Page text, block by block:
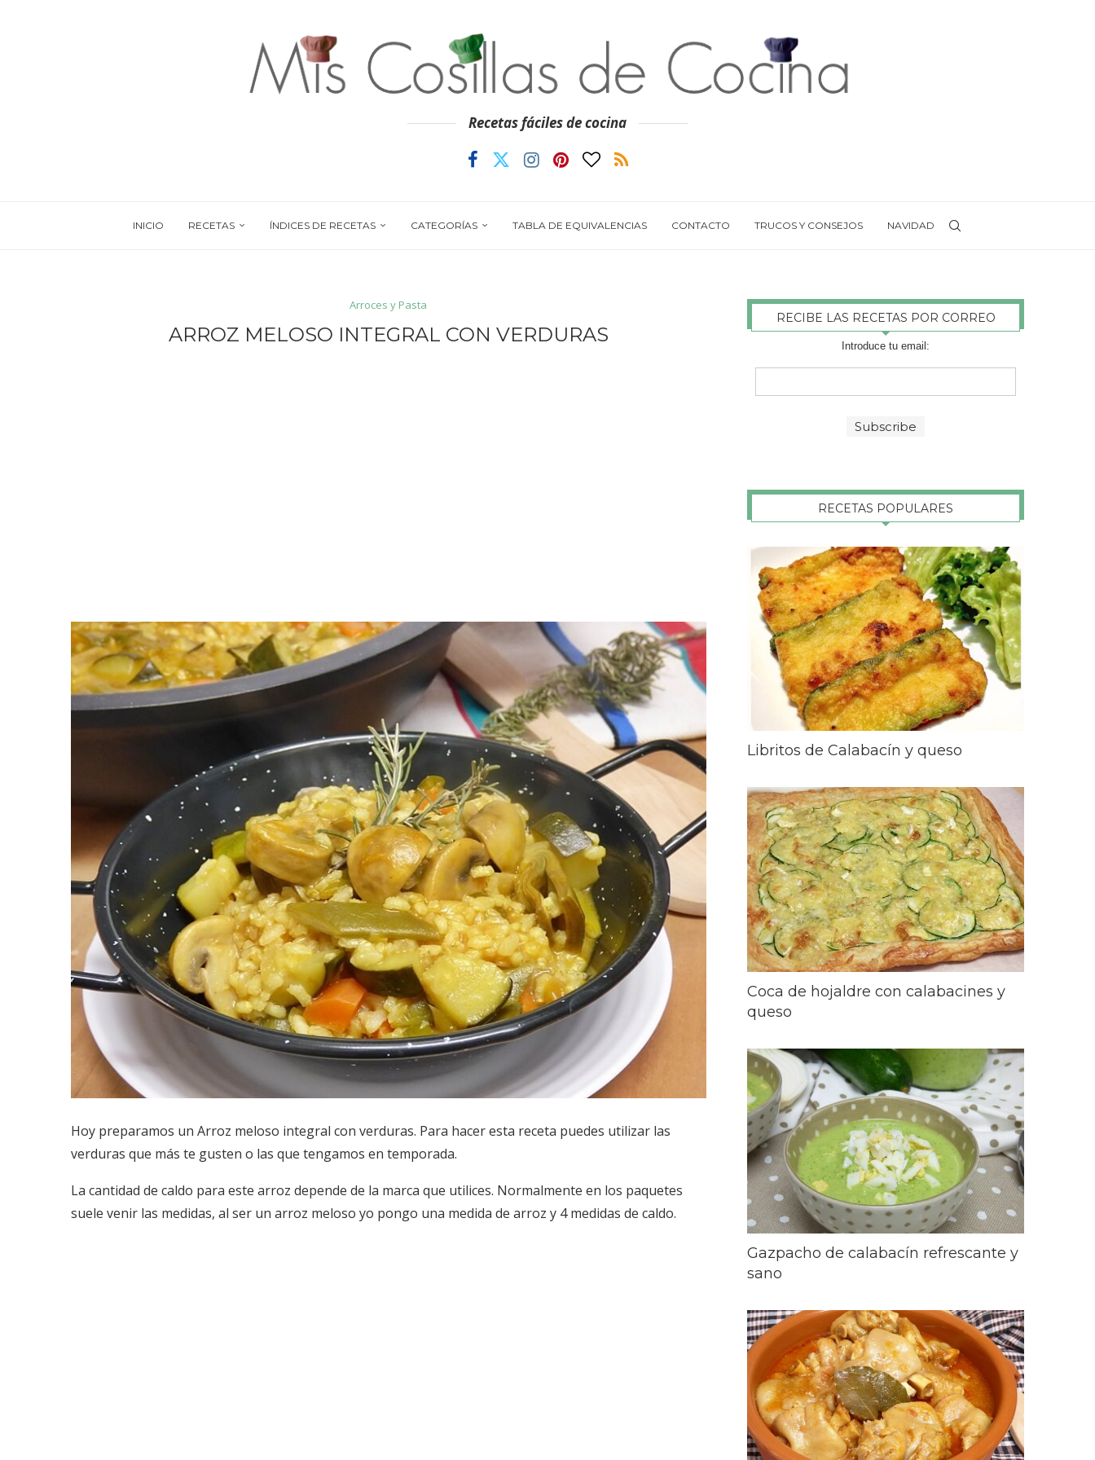
Recetas fáciles de cocina
INICIO RECETAS ÍNDICES DE RECETAS CATEGORÍAS TABLA DE EQUIVALENCIAS CONTACTO TRUCOS Y CONSEJOS NAVIDAD
Arroces y Pasta
ARROZ MELOSO INTEGRAL CON VERDURAS
Hoy preparamos un Arroz meloso integral con verduras. Para hacer esta receta puedes utilizar las
verduras que más te gusten o las que tengamos en temporada.
La cantidad de caldo para este arroz depende de la marca que utilices. Normalmente en los paquetes
suele venir las medidas, al ser un arroz meloso yo pongo una medida de arroz y 4 medidas de caldo.
RECIBE LAS RECETAS POR CORREO
Introduce tu email:
RECETAS POPULARES
Libritos de Calabacín y queso
Coca de hojaldre con calabacines y
queso
Gazpacho de calabacín refrescante y
sano